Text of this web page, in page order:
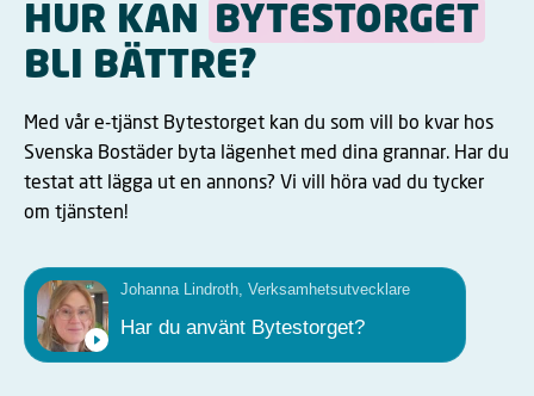
HUR KAN BYTESTORGET
BLI BÄTTRE?
Med vår e-tjänst Bytestorget kan du som vill bo kvar hos
Svenska Bostäder byta lägenhet med dina grannar. Har du
testat att lägga ut en annons? Vi vill höra vad du tycker
om tjänsten!